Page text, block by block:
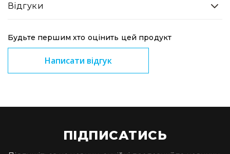
Dj
та
Для
з
Відгуки
Будьте першим хто оцінить цей продукт
Написати відгук
ПІДПИСАТИСЬ